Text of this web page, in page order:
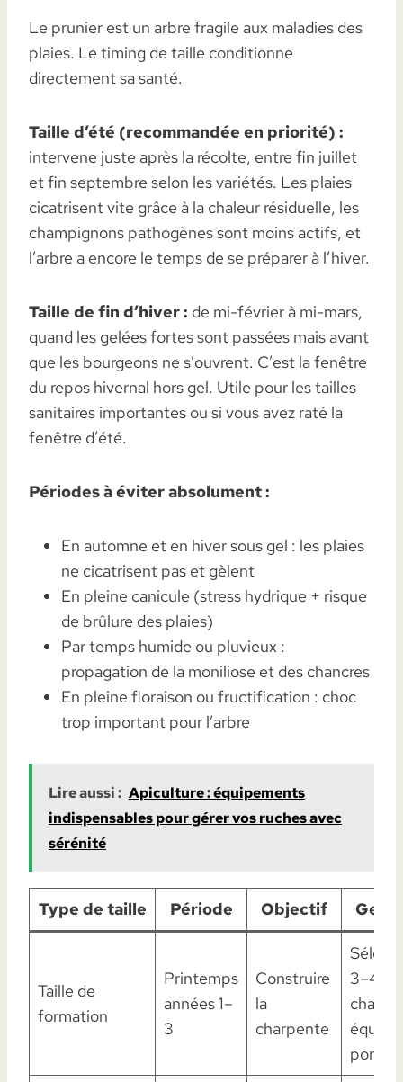
Le prunier est un arbre fragile aux maladies des
plaies. Le timing de taille conditionne
directement sa santé.
Taille d’été (recommandée en priorité) :
intervene juste après la récolte, entre fin juillet
et fin septembre selon les variétés. Les plaies
cicatrisent vite grâce à la chaleur résiduelle, les
champignons pathogènes sont moins actifs, et
l’arbre a encore le temps de se préparer à l’hiver.
Taille de fin d’hiver : de mi-février à mi-mars,
quand les gelées fortes sont passées mais avant
que les bourgeons ne s’ouvrent. C’est la fenêtre
du repos hivernal hors gel. Utile pour les tailles
sanitaires importantes ou si vous avez raté la
fenêtre d’été.
Périodes à éviter absolument :
En automne et en hiver sous gel : les plaies
ne cicatrisent pas et gèlent
En pleine canicule (stress hydrique + risque
de brûlure des plaies)
Par temps humide ou pluvieux :
propagation de la moniliose et des chancres
En pleine floraison ou fructification : choc
trop important pour l’arbre
Lire aussi : Apiculture : équipements
indispensables pour gérer vos ruches avec
sérénité
Type de taille Période Objectif
Taille de
formation
Printemps
années 1–
3
Construire
la
charpente
3–4
port